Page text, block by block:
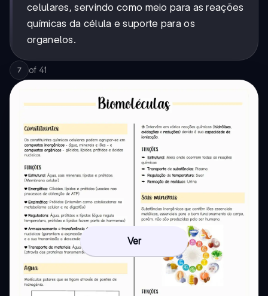
celulares, servindo como meio para as reações
químicas da célula e suporte para os
organelos.
7 of 41
Ver